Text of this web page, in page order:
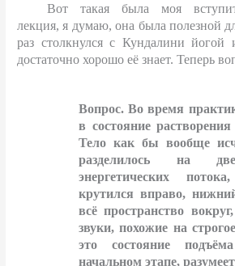
Вот такая была моя
лекция, я думаю, она была полезной
раз столкнулся с Кундалини
достаточно хорошо её знает. Теперь
Вопрос. Во время
в состояние
Тело как бы вообще
разделилось на
энергетических
крутился вправо,
всё пространство
звуки, похожие на
это состояние
начальном этапе,